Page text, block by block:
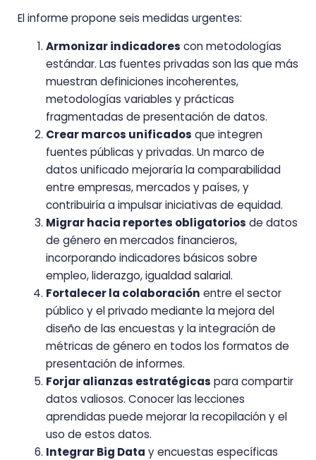
El informe propone seis medidas urgentes:
Armonizar indicadores con metodologías
estándar. Las fuentes privadas son las que más
muestran definiciones incoherentes,
metodologías variables y prácticas
fragmentadas de presentación de datos.
Crear marcos unificados que integren
fuentes públicas y privadas. Un marco de
datos unificado mejoraría la comparabilidad
entre empresas, mercados y países, y
contribuiría a impulsar iniciativas de equidad.
Migrar hacia reportes obligatorios de datos
de género en mercados financieros,
incorporando indicadores básicos sobre
empleo, liderazgo, igualdad salarial.
Fortalecer la colaboración entre el sector
público y el privado mediante la mejora del
diseño de las encuestas y la integración de
métricas de género en todos los formatos de
presentación de informes.
Forjar alianzas estratégicas para compartir
datos valiosos. Conocer las lecciones
aprendidas puede mejorar la recopilación y el
uso de estos datos.
Integrar Big Data y encuestas específicas